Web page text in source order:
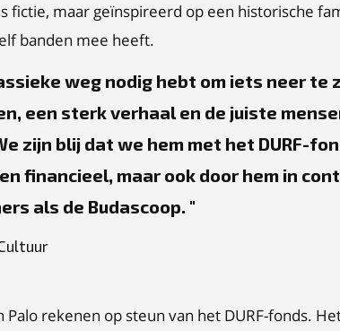
fictie, maar geïnspireerd op een historische
banden mee heeft.
weg nodig hebt om iets neer te
een sterk verhaal en de juiste
zijn blij dat we hem met het DURF-
financieel, maar ook door hem in
als de Budascoop.
rekenen op steun van het DURF-fonds.